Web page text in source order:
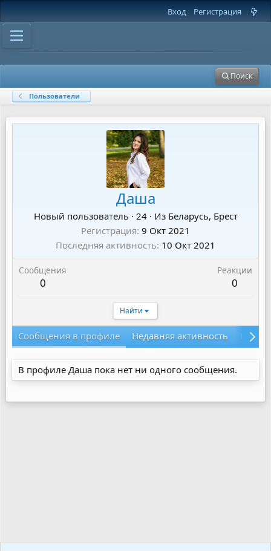
Вход Регистрация
Поиск
Пользователи
Даша
Новый пользователь · 24 · Из Беларусь, Брест
Регистрация 9 Окт 2021
Последняя активность 10 Окт 2021
Сообщения
0
Реакции
0
Найти
Сообщения в профиле Недавняя активность
В профиле Даша пока нет ни одного сообщения.